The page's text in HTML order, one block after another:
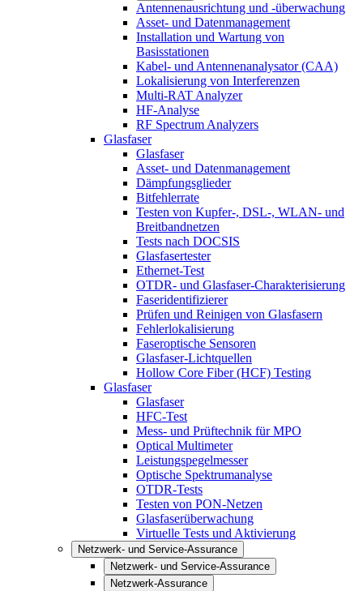
Antennenausrichtung und -überwachung
Asset- und Datenmanagement
Installation und Wartung von
Basisstationen
Kabel- und Antennenanalysator (CAA)
Lokalisierung von Interferenzen
Multi-RAT Analyzer
HF-Analyse
RF Spectrum Analyzers
Glasfaser
Glasfaser
Asset- und Datenmanagement
Dämpfungsglieder
Bitfehlerrate
Testen von Kupfer-, DSL-, WLAN- und
Breitbandnetzen
Tests nach DOCSIS
Glasfasertester
Ethernet-Test
OTDR- und Glasfaser-Charakterisierung
Faseridentifizierer
Prüfen und Reinigen von Glasfasern
Fehlerlokalisierung
Faseroptische Sensoren
Glasfaser-Lichtquellen
Hollow Core Fiber (HCF) Testing
Glasfaser
Glasfaser
HFC-Test
Mess- und Prüftechnik für MPO
Optical Multimeter
Leistungspegelmesser
Optische Spektrumanalyse
OTDR-Tests
Testen von PON-Netzen
Glasfaserüberwachung
Virtuelle Tests und Aktivierung
Netzwerk- und Service-Assurance
Netzwerk- und Service-Assurance
Netzwerk-Assurance